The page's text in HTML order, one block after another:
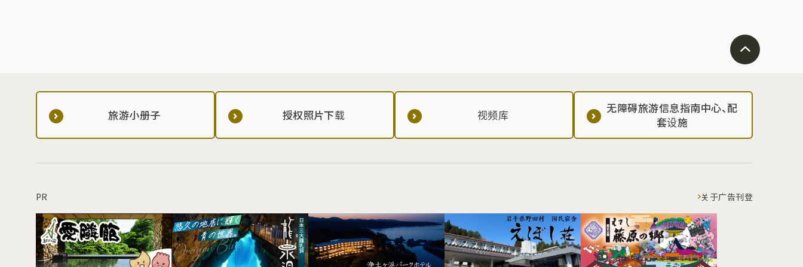
旅游小册子 授权照片下载 视频库
无障碍旅游信息指南中心、配
套设施
PR 关于广告刊登